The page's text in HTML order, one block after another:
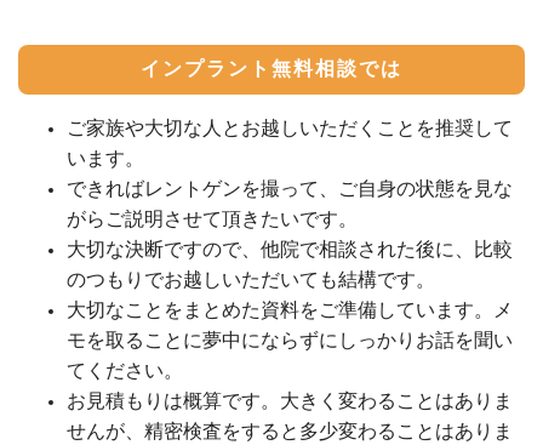
インプラント無料相談では
ご家族や大切な人とお越しいただくことを推奨して
います。
できればレントゲンを撮って、ご自身の状態を見な
がらご説明させて頂きたいです。
大切な決断ですので、他院で相談された後に、比較
のつもりでお越しいただいても結構です。
大切なことをまとめた資料をご準備しています。メ
モを取ることに夢中にならずにしっかりお話を聞い
てください。
お見積もりは概算です。大きく変わることはありま
せんが、精密検査をすると多少変わることはありま